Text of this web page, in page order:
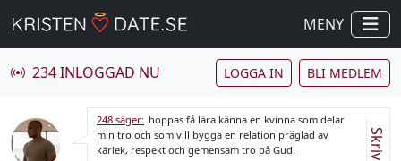
MENY
234 INLOGGAD NU LOGGA IN BLI MEDLEM
248 säger: hoppas få lära känna en kvinna som delar
min tro och som vill bygga en relation präglad av
kärlek, respekt och gemensam tro på Gud.
Skriv